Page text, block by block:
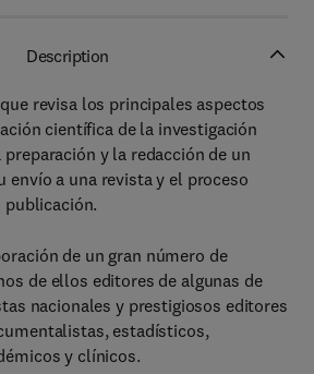
Description
revisa los principales aspectos
científica de la investigación
y la redacción de un
envío a una revista y el proceso
publicación.
de un gran número de
de ellos editores de algunas de
nacionales y prestigiosos editores
estadísticos,
y clínicos.